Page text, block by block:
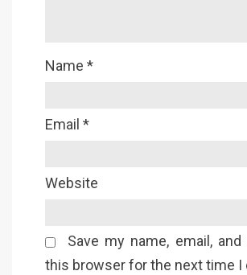
Name *
Email *
Website
Save my name, email,
this browser for the next time I